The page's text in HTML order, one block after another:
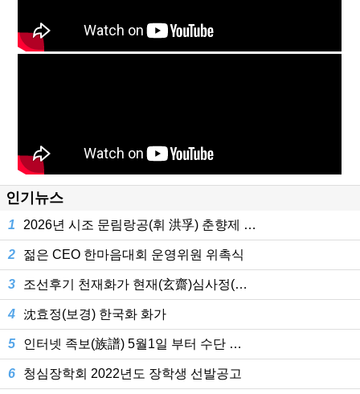
인기뉴스
1 2026년 시조 문림랑공(휘 洪孚) 춘향제 …
2 젊은 CEO 한마음대회 운영위원 위촉식
3 조선후기 천재화가 현재(玄齋)심사정(…
4 沈효정(보경) 한국화 화가
5 인터넷 족보(族譜) 5월1일 부터 수단 …
6 청심장학회 2022년도 장학생 선발공고